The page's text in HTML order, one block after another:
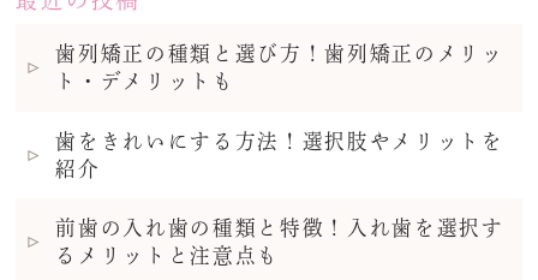
歯列矯正の種類と選び方！歯列矯正のメリッ
ト・デメリットも
歯をきれいにする方法！選択肢やメリットを
紹介
前歯の入れ歯の種類と特徴！入れ歯を選択す
るメリットと注意点も